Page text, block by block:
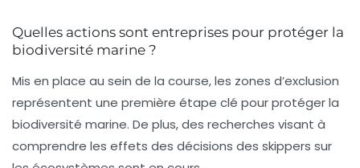
Quelles actions sont entreprises pour protéger la
biodiversité marine ?
Mis en place au sein de la course, les zones d’exclusion
représentent une première étape clé pour protéger la
biodiversité marine. De plus, des recherches visant à
comprendre les effets des décisions des skippers sur